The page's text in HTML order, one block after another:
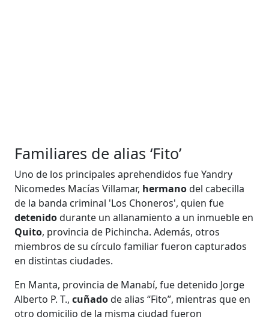
Familiares de alias ‘Fito’
Uno de los principales aprehendidos fue Yandry
Nicomedes Macías Villamar, hermanodel cabecilla
de la banda criminal 'Los Choneros', quien fue
detenidodurante un allanamiento a un inmueble en
Quito, provincia de Pichincha. Además, otros
miembros de su círculo familiar fueron capturados
en distintas ciudades.
En Manta, provincia de Manabí, fue detenido Jorge
Alberto P. T.,cuñadode alias “Fito”, mientras que en
otro domicilio de la misma ciudad fueron